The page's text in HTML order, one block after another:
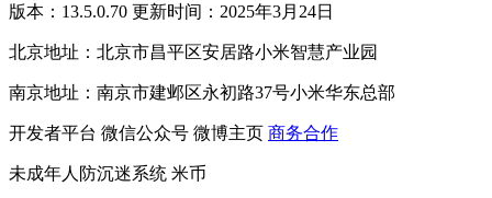
版本：13.5.0.70 更新时间：2025年3月24日
北京地址：北京市昌平区安居路小米智慧产业园
南京地址：南京市建邺区永初路37号小米华东总部
开发者平台 微信公众号 微博主页 商务合作
未成年人防沉迷系统 米币